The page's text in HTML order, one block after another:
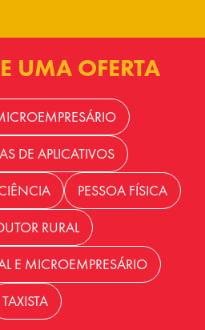
UMA OFERTA
DE APLICATIVOS
PESSOA FÍSICA
RURAL
E MICROEMPRESÁRIO
TAXISTA